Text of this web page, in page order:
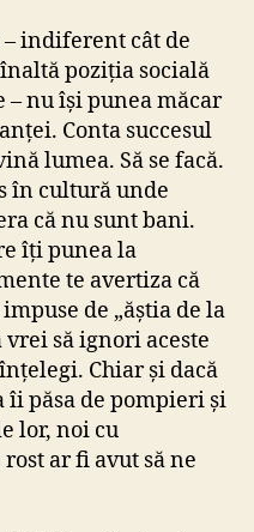
indiferent cât de
poziția socială
– nu își punea măcar
Conta succesul
lumea. Să se facă.
în cultură unde
că nu sunt bani.
îți punea la
te avertiza că
de „ăștia de la
să ignori aceste
Chiar și dacă
păsa de pompieri și
lor, noi cu
ar fi avut să ne